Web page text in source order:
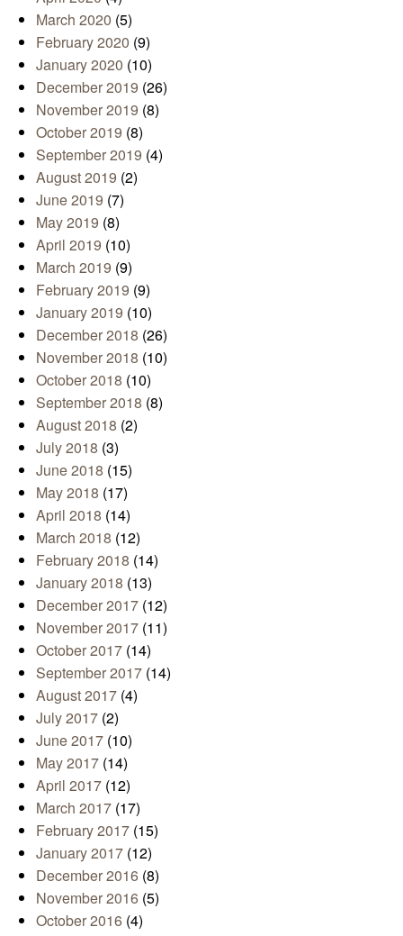
March 2020 (5)
February 2020 (9)
January 2020 (10)
December 2019 (26)
November 2019 (8)
October 2019 (8)
September 2019 (4)
August 2019 (2)
June 2019 (7)
May 2019 (8)
April 2019 (10)
March 2019 (9)
February 2019 (9)
January 2019 (10)
December 2018 (26)
November 2018 (10)
October 2018 (10)
September 2018 (8)
August 2018 (2)
July 2018 (3)
June 2018 (15)
May 2018 (17)
April 2018 (14)
March 2018 (12)
February 2018 (14)
January 2018 (13)
December 2017 (12)
November 2017 (11)
October 2017 (14)
September 2017 (14)
August 2017 (4)
July 2017 (2)
June 2017 (10)
May 2017 (14)
April 2017 (12)
March 2017 (17)
February 2017 (15)
January 2017 (12)
December 2016 (8)
November 2016 (5)
October 2016 (4)